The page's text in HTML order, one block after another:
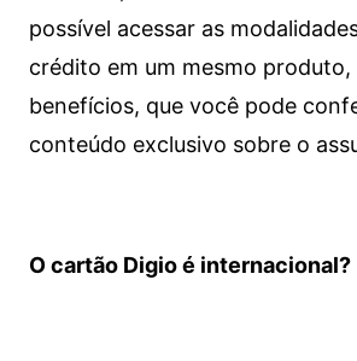
possível acessar as
crédito em um mesmo
benefícios, que você pode
conteúdo exclusivo sobre o
O cartão Digio é internacional?